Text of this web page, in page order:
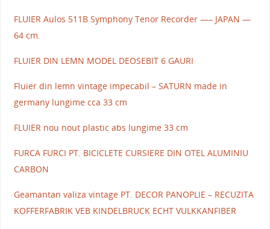
FLUIER Aulos 511B Symphony Tenor Recorder —– JAPAN —
64 cm.
FLUIER DIN LEMN MODEL DEOSEBIT 6 GAURI
Fluier din lemn vintage impecabil – SATURN made in
germany lungime cca 33 cm
FLUIER nou nout plastic abs lungime 33 cm
FURCA FURCI PT. BICICLETE CURSIERE DIN OTEL ALUMINIU
CARBON
Geamantan valiza vintage PT. DECOR PANOPLIE – RECUZITA
KOFFERFABRIK VEB KINDELBRUCK ECHT VULKKANFIBER